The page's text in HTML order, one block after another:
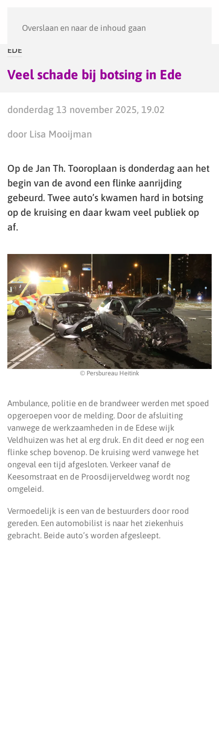
Overslaan en naar de inhoud gaan
EDE
Veel schade bij botsing in Ede
donderdag 13 november 2025, 19.02
door Lisa Mooijman
Op de Jan Th. Tooroplaan is donderdag aan het
begin van de avond een flinke aanrijding
gebeurd. Twee auto’s kwamen hard in botsing
op de kruising en daar kwam veel publiek op
af.
© Persbureau Heitink
Ambulance, politie en de brandweer werden met spoed
opgeroepen voor de melding. Door de afsluiting
vanwege de werkzaamheden in de Edese wijk
Veldhuizen was het al erg druk. En dit deed er nog een
flinke schep bovenop. De kruising werd vanwege het
ongeval een tijd afgesloten. Verkeer vanaf de
Keesomstraat en de Proosdijerveldweg wordt nog
omgeleid.
Vermoedelijk is een van de bestuurders door rood
gereden. Een automobilist is naar het ziekenhuis
gebracht. Beide auto’s worden afgesleept.